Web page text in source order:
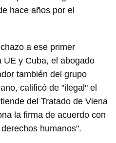
hace años por el
a ese primer
UE y Cuba, el abogado
también del grupo
calificó de "ilegal" el
del Tratado de Viena
la firma de acuerdo con
humanos".